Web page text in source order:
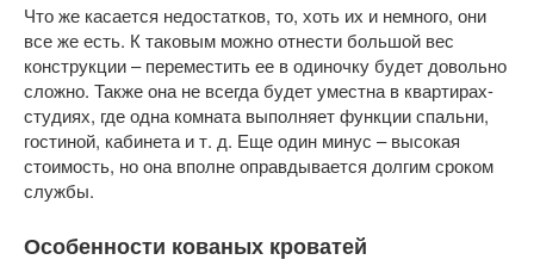
Что же касается недостатков, то, хоть их и немного, они
все же есть. К таковым можно отнести большой вес
конструкции – переместить ее в одиночку будет довольно
сложно. Также она не всегда будет уместна в квартирах-
студиях, где одна комната выполняет функции спальни,
гостиной, кабинета и т. д. Еще один минус – высокая
стоимость, но она вполне оправдывается долгим сроком
службы.
Особенности кованых кроватей